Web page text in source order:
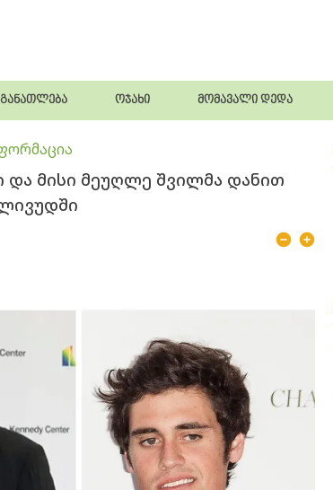
განათლება ოჯახი მომავალი დედა
და მისი მეუღლე შვილმა დანით